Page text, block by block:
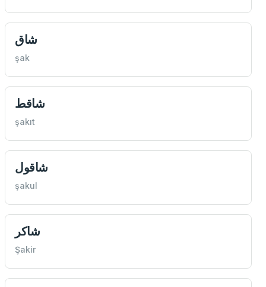
شاق
şak
شاقط
şakıt
شاقول
şakul
شاكر
Şakir